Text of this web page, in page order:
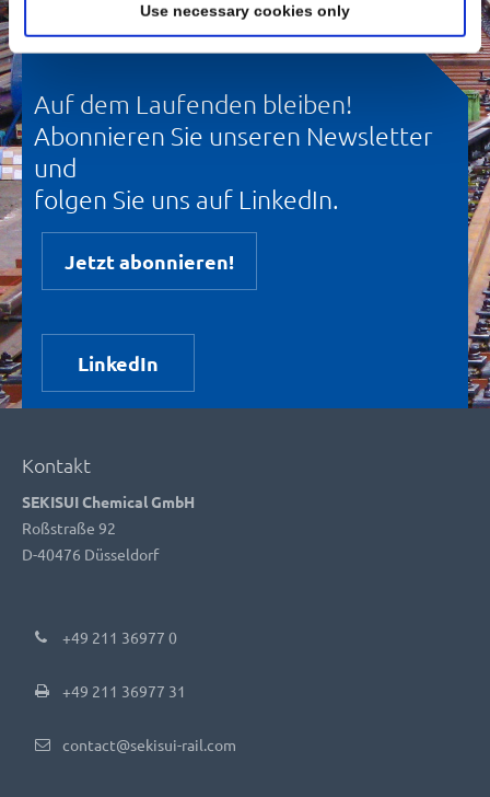
Use necessary cookies only
Auf dem Laufenden bleiben!
Abonnieren Sie unseren Newsletter
und
folgen Sie uns auf LinkedIn.
Jetzt abonnieren!
LinkedIn
Kontakt
SEKISUI Chemical GmbH
Roßstraße 92
D-40476 Düsseldorf
+49 211 36977 0
+49 211 36977 31
contact@sekisui-rail.com